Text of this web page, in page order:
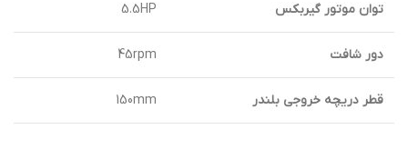
توان موتور گيربكس 5.5HP
دور شافت 45rpm
قطر دريچه خروجي بلندر 150mm